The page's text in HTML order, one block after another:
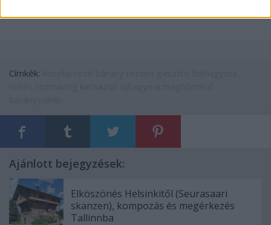
Címkék:
Ajánlott bejegyzések:
Elköszönés Helsinkitől (Seurasaari
skanzen), kompozás és megérkezés
Tallinnba